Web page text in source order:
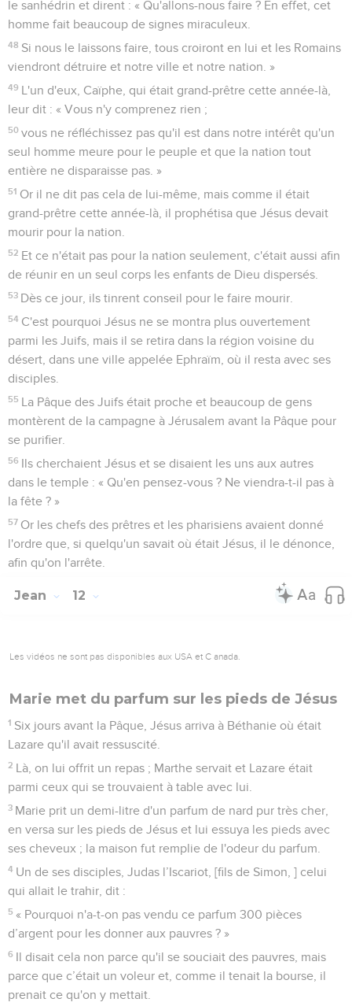
le sanhédrin et dirent : « Qu'allons-nous faire ? En effet, cet
homme fait beaucoup de signes miraculeux.
48 Si nous le laissons faire, tous croiront en lui et les Romains
viendront détruire et notre ville et notre nation. »
49 L'un d'eux, Caïphe, qui était grand-prêtre cette année-là,
leur dit : « Vous n'y comprenez rien ;
50 vous ne réfléchissez pas qu'il est dans notre intérêt qu'un
seul homme meure pour le peuple et que la nation tout
entière ne disparaisse pas. »
51 Or il ne dit pas cela de lui-même, mais comme il était
grand-prêtre cette année-là, il prophétisa que Jésus devait
mourir pour la nation.
52 Et ce n'était pas pour la nation seulement, c'était aussi afin
de réunir en un seul corps les enfants de Dieu dispersés.
53 Dès ce jour, ils tinrent conseil pour le faire mourir.
54 C'est pourquoi Jésus ne se montra plus ouvertement
parmi les Juifs, mais il se retira dans la région voisine du
désert, dans une ville appelée Ephraïm, où il resta avec ses
disciples.
55 La Pâque des Juifs était proche et beaucoup de gens
montèrent de la campagne à Jérusalem avant la Pâque pour
se purifier.
56 Ils cherchaient Jésus et se disaient les uns aux autres
dans le temple : « Qu'en pensez-vous ? Ne viendra-t-il pas à
la fête ? »
57 Or les chefs des prêtres et les pharisiens avaient donné
l'ordre que, si quelqu'un savait où était Jésus, il le dénonce,
afin qu'on l'arrête.
Jean 12
Les vidéos ne sont pas disponibles aux USA et C anada.
Marie met du parfum sur les pieds de Jésus
1 Six jours avant la Pâque, Jésus arriva à Béthanie où était
Lazare qu'il avait ressuscité.
2 Là, on lui offrit un repas ; Marthe servait et Lazare était
parmi ceux qui se trouvaient à table avec lui.
3 Marie prit un demi-litre d'un parfum de nard pur très cher,
en versa sur les pieds de Jésus et lui essuya les pieds avec
ses cheveux ; la maison fut remplie de l'odeur du parfum.
4 Un de ses disciples, Judas l’Iscariot, [fils de Simon, ] celui
qui allait le trahir, dit :
5 « Pourquoi n'a-t-on pas vendu ce parfum 300 pièces
d’argent pour les donner aux pauvres ? »
6 Il disait cela non parce qu'il se souciait des pauvres, mais
parce que c’était un voleur et, comme il tenait la bourse, il
prenait ce qu'on y mettait.